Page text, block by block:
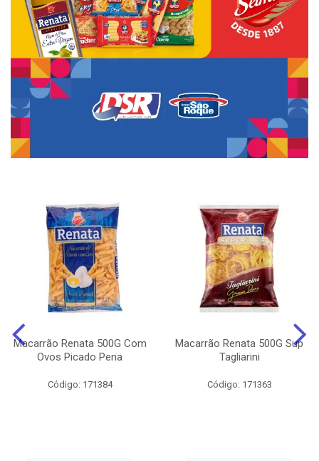
Macarrão Renata 500G Com
Ovos Picado Pena
Código: 171384
Macarrão Renata 500G Sup
Tagliarini
Código: 171363